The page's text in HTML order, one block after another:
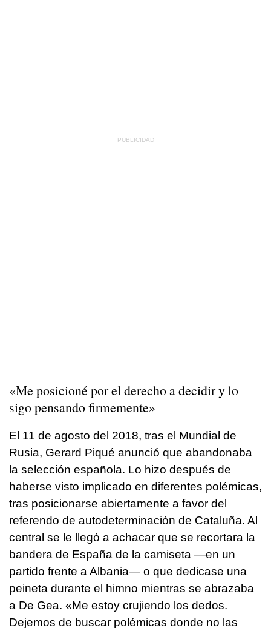
«Me posicioné por el derecho a decidir y lo
sigo pensando firmemente»
El 11 de agosto del 2018, tras el Mundial de
Rusia, Gerard Piqué anunció que abandonaba
la selección española. Lo hizo después de
haberse visto implicado en diferentes polémicas,
tras posicionarse abiertamente a favor del
referendo de autodeterminación de Cataluña. Al
central se le llegó a achacar que se recortara la
bandera de España de la camiseta —en un
partido frente a Albania— o que dedicase una
peineta durante el himno mientras se abrazaba
a De Gea. «Me estoy crujiendo los dedos.
Dejemos de buscar polémicas donde no las